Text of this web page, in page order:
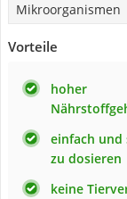
Mikroorganismen
Vorteile
hoher
einfach und
zu dosieren
keine